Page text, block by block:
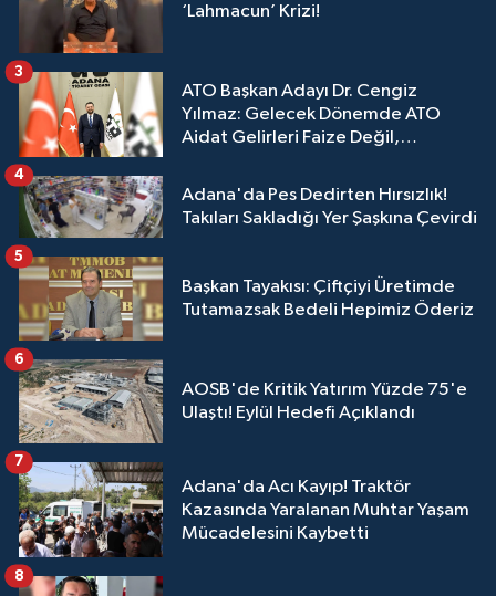
‘Lahmacun’ Krizi!
ATO Başkan Adayı Dr. Cengiz
Yılmaz: Gelecek Dönemde ATO
Aidat Gelirleri Faize Değil,
3
Adana'da Pes Dedirten Hırsızlık!
Takıları Sakladığı Yer Şaşkına Çevirdi
4
Başkan Tayakısı: Çiftçiyi Üretimde
Tutamazsak Bedeli Hepimiz Öderiz
5
AOSB'de Kritik Yatırım Yüzde 75'e
Ulaştı! Eylül Hedefi Açıklandı
6
Adana'da Acı Kayıp! Traktör
Kazasında Yaralanan Muhtar Yaşam
Mücadelesini Kaybetti
7
8